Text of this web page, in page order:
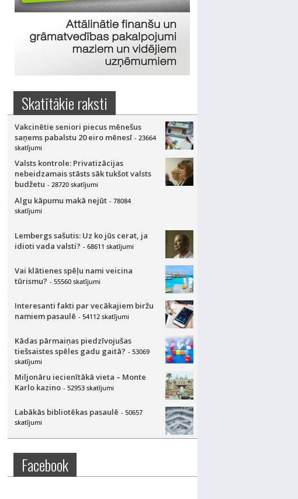
Skatītākie raksti
Vakcinētie seniori piecus mēnešus
saņems pabalstu 20 eiro mēnesī - 23664
skatījumi
Valsts kontrole: Privatizācijas
nebeidzamais stāsts sāk tukšot valsts
budžetu - 28720 skatījumi
Algu kāpumu makā nejūt - 78084
skatījumi
Lembergs sašutis: Uz ko jūs cerat, ja
idioti vada valsti? - 68611 skatījumi
Vai klātienes spēļu nami veicina
tūrismu? - 55560 skatījumi
Interesanti fakti par vecākajiem biržu
namiem pasaulē - 54112 skatījumi
Kādas pārmaiņas piedzīvojušas
tiešsaistes spēles gadu gaitā? - 53069
skatījumi
Miljonāru iecienītākā vieta – Monte
Karlo kazino - 52953 skatījumi
Labākās bibliotēkas pasaulē - 50657
skatījumi
Facebook